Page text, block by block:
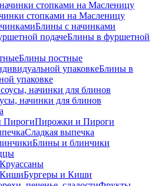
стопками на Масленицу
Блины с начинками
Блины в фуршетной
Блины постные
Блины в
упаковке
начинки для блинов
Пирожки и Пироги
Сладкая выпечка
Блины и блинчики
Круасcаны
Бургеры и Киши